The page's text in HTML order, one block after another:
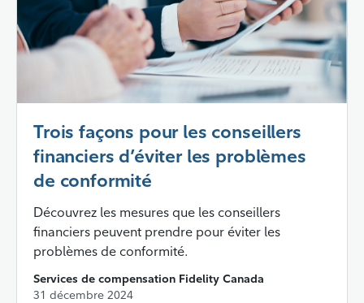
Trois façons pour les conseillers
financiers d’éviter les problèmes
de conformité
Découvrez les mesures que les conseillers
financiers peuvent prendre pour éviter les
problèmes de conformité.
Services de compensation Fidelity Canada
31 décembre 2024